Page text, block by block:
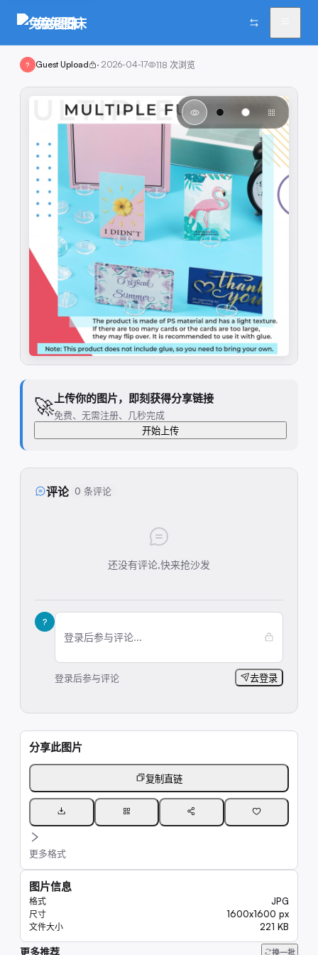
兔兔图床
? Guest Upload · 2026-04-17 118 次浏览
🚀上传你的图片，即刻获得分享链接
免费、无需注册、几秒完成
开始上传
评论 0 条评论
还没有评论,快来抢沙发
?
登录后参与评论...
登录后参与评论 去登录
分享此图片
复制直链
更多格式
图片信息
格式 JPG
尺寸 1600x1600 px
文件大小 221 KB
更多推荐 换一批
23K